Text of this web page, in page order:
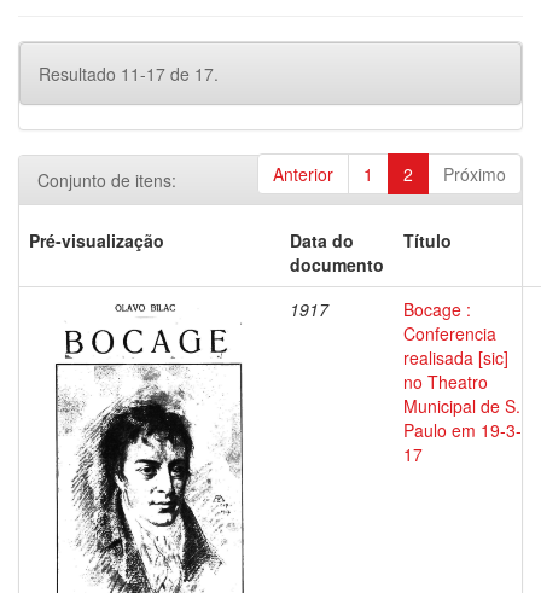
Resultado 11-17 de 17.
Anterior 1 2 Próximo
Conjunto de itens:
Pré-visualização
Data do
documento
Título
1917
Bocage :
Conferencia
realisada [sic]
no Theatro
Municipal de S.
Paulo em 19-3-
17